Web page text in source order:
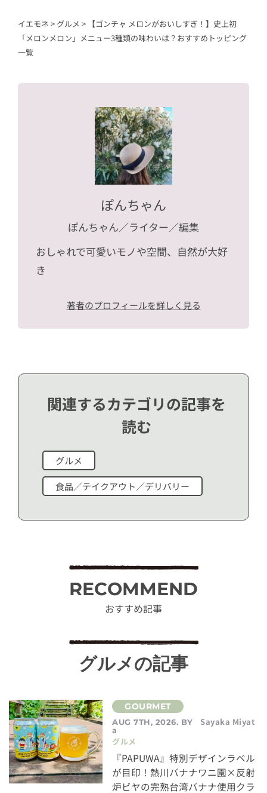
イエモネ > グルメ > 【ゴンチャ メロンがおいしすぎ！】史上初
「メロンメロン」メニュー3種類の味わいは？おすすめトッピング
一覧
ぽんちゃん
ぽんちゃん／ライター／編集
おしゃれで可愛いモノや空間、自然が大好
き
著者のプロフィールを詳しく見る
関連するカテゴリの記事を
読む
グルメ
食品／テイクアウト／デリバリー
RECOMMEND
おすすめ記事
グルメの記事
AUG 7TH, 2026. BY Sayaka Miyat
a
グルメ
『PAPUWA』特別デザインラベル
が目印！熱川バナナワニ園×反射
炉ビヤの完熟台湾バナナ使用クラ